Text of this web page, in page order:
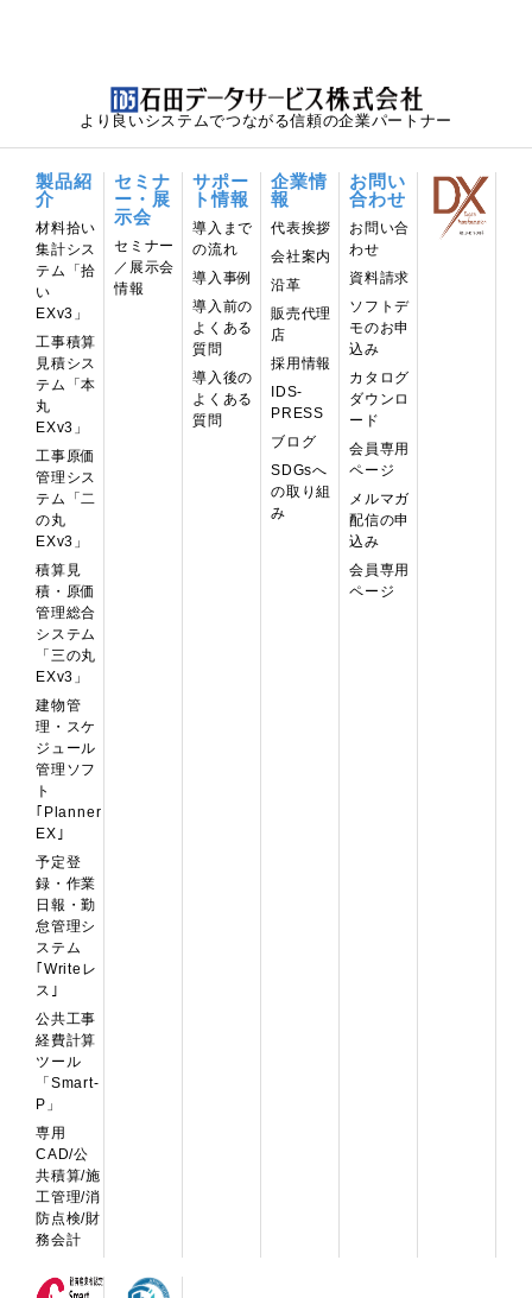
より良いシステムでつながる信頼の企業パートナー
製品紹
介
材料拾い
集計シス
テム「拾
い
EXv3」
工事積算
見積シス
テム「本
丸
EXv3」
工事原価
管理シス
テム「二
の丸
EXv3」
積算見
積・原価
管理総合
システム
「三の丸
EXv3」
建物管
理・スケ
ジュール
管理ソフ
ト
｢Planner
EX｣
予定登
録・作業
日報・勤
怠管理シ
ステム
｢Writeレ
ス｣
公共工事
経費計算
ツール
「Smart-
P」
専用
CAD/公
共積算/施
工管理/消
防点検/財
務会計
セミナ
ー・展
示会
セミナー
／展示会
情報
サポー
ト情報
導⼊まで
の流れ
導入事例
導入前の
よくある
質問
導入後の
よくある
質問
企業情
報
代表挨拶
会社案内
沿革
販売代理
店
採用情報
IDS-
PRESS
ブログ
SDGsへ
の取り組
み
お問い
合わせ
お問い合
わせ
資料請求
ソフトデ
モのお申
込み
カタログ
ダウンロ
ード
会員専用
ページ
メルマガ
配信の申
込み
会員専用
ページ